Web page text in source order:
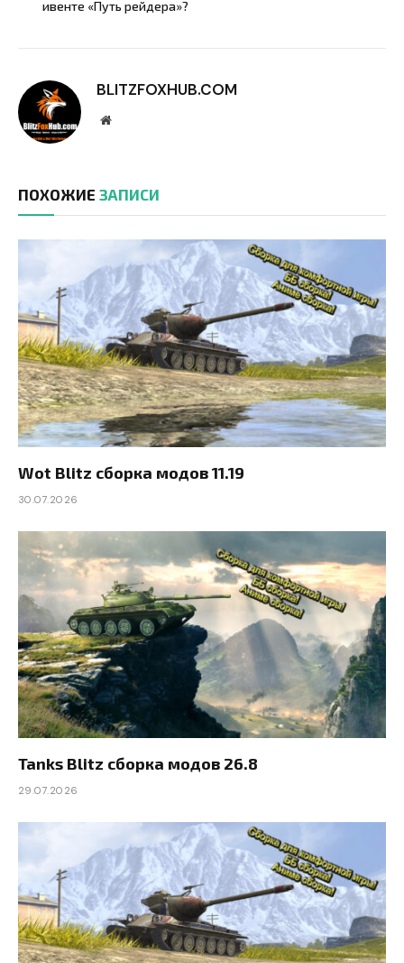
ивенте «Путь рейдера»?
BLITZFOXHUB.COM
Website
ПОХОЖИЕ ЗАПИСИ
Wot Blitz сборка модов 11.19
30.07.2026
Tanks Blitz сборка модов 26.8
29.07.2026